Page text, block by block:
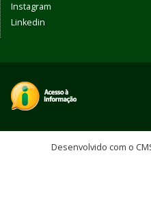
Instagram
Linkedin
Desenvolvido com o